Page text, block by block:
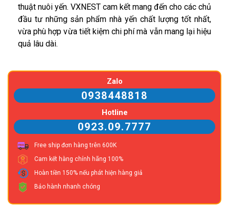
thuật nuôi yến. VXNEST cam kết mang đến cho các chủ
đầu tư những sản phẩm nhà yến chất lượng tốt nhất,
vừa phù hợp vừa tiết kiệm chi phí mà vẫn mang lại hiệu
quả lâu dài.
Zalo
0938448818
Hotline
0923.09.7777
Free ship đơn hàng trên 600K
Cam kết hàng chính hãng 100%
Hoàn tiền 150% nếu phát hiện hàng giả
Bảo hành nhanh chóng